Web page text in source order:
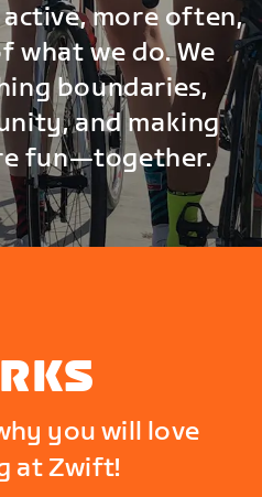
more often,
what we do. We
boundaries,
and making
fun—together.
you will love
at Zwift!